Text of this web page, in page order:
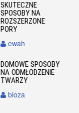
SKUTECZNE
SPOSOBY NA
ROZSZERZONE
PORY
ewah
DOMOWE SPOSOBY
NA ODMŁODZENIE
TWARZY
bioza